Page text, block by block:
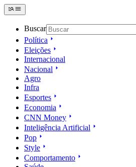
Buscar
Política
Eleições
Internacional
Nacional
Agro
Infra
Esportes
Economia
CNN Money
Inteligência Artificial
Pop
Style
Comportamento